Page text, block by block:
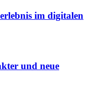
im digitalen
und neue